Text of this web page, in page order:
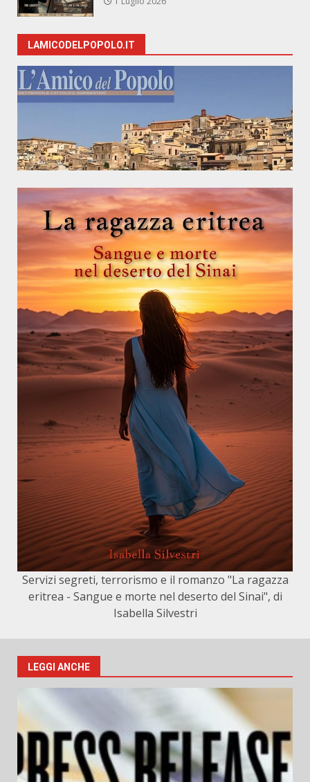
LAMICODELPOPOLO.IT
Servizi segreti, terrorismo e il romanzo "La ragazza
eritrea - Sangue e morte nel deserto del Sinai", di
Isabella Silvestri
LEGGI ANCHE